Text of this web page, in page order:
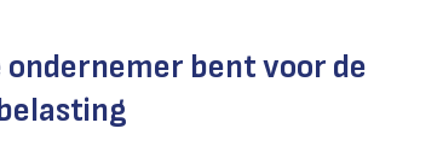
ondernemer bent voor de